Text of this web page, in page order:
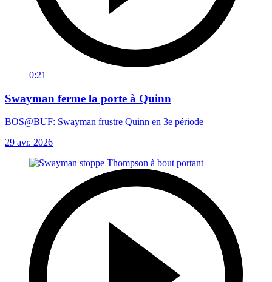
0:21
Swayman ferme la porte à Quinn
BOS@BUF: Swayman frustre Quinn en 3e période
29 avr. 2026